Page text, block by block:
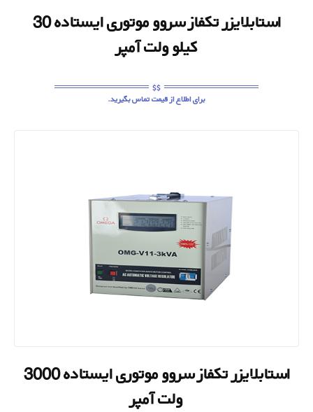
استابلایزر تکفاز سروو موتوری ایستاده 30
کیلو ولت آمپر
برای اطلاع از قیمت تماس بگیرید.
استابلایزر تکفاز سروو موتوری ایستاده 3000
ولت آمپر